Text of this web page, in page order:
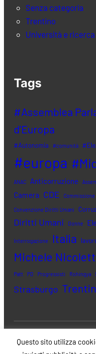
Senza categoria
Trentino
Università e ricerca
Tags
#Assemblea
d'Europa
#Autonomia #comunità
#europa
ANAC Anticorruzione
Camera CDE Commissione
Convenzione Diritti Umani
Diritti Umani Donne
Interrogazione Italia
Michele
Patt PD Progressisti Rohingya
Strasburgo
© 2023 Michele
Questo sito utilizza